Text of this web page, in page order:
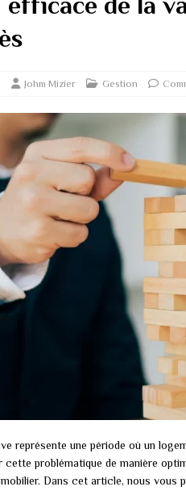
Johm Mizier Gestion
représente une période où un
cette problématique de manière
Dans cet article, nous